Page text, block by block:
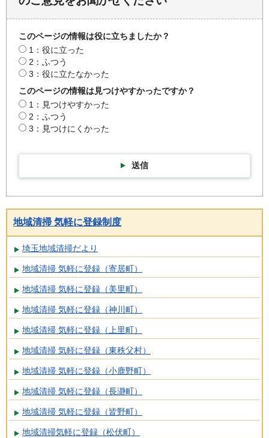
このページの情報は役に立ちましたか？
1：役に立った
2：ふつう
3：役に立たなかった
このページの情報は見つけやすかったですか？
1：見つけやすかった
2：ふつう
3：見つけにくかった
送信
地域清掃 気軽に登録制度
埼玉地域清掃だより
地域清掃 気軽に登録（寄居町）
地域清掃 気軽に登録（美里町）
地域清掃 気軽に登録（神川町）
地域清掃 気軽に登録（上里町）
地域清掃 気軽に登録（東秩父村）
地域清掃 気軽に登録（小鹿野町）
地域清掃 気軽に登録（長瀞町）
地域清掃 気軽に登録（皆野町）
地域清掃気軽に登録（松伏町）